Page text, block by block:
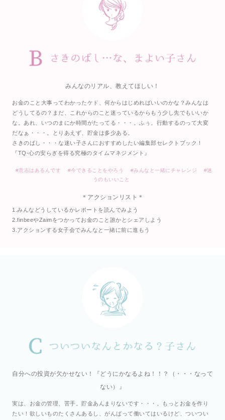
みんなのリアル、教えてほしい！
お金のこと大事ってわかったケド、何からはじめればいいのかな？みんなは
どうしてるの？まだ、これからのこと迷っているからもう少し先でもいいか
な。あれ、いつのまにか時間がたってる・・・。ふぅ。行動するのって大変
だなぁ・・・。とりあえず、貯金は多少ある。
さきのばし・・・な迷い子さんにおすすめしたい編集部セレクトブック！
『TQ-心の安らぎを得る究極のタイムマネジメント』
#意志はあるんです #今できることをやろう #みんなと一緒にチャレンジ
#迷
うのもいいこと
＊ アクションリスト ＊
1.みんなどうしているかレポートを読んでみよう
2.finbeeやZaimをつかってお金のこと誰かとシェアしよう
3.アクションする女子会でみんなと一緒に前に進もう
自分への投資が欠かせない！『どうにかなるよね！！？（・・・なって
ない）』
実は、お金の管理、苦手。貯金あんまりないです・・・。もっとお金を作り
たい！欲しいものたくさんあるし、がんばって働いてはいるけど、ついつい